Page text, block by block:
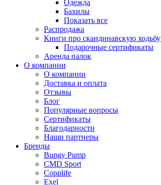
Одежда
Бахилы
Показать все
Распродажа
Книги про скандинавскую ходьбу
Подарочные сертификаты
Аренда палок
О компании
О компании
Доставка и оплата
Отзывы
Блог
Популярные вопросы
Сертификаты
Благодарности
Наши партнеры
Бренды
Bungy Pump
CMD Sport
Copplife
Exel